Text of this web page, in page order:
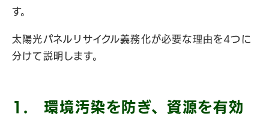
す。
太陽光パネルリサイクル義務化が必要な理由を4つに
分けて説明します。
1. 環境汚染を防ぎ、資源を有効